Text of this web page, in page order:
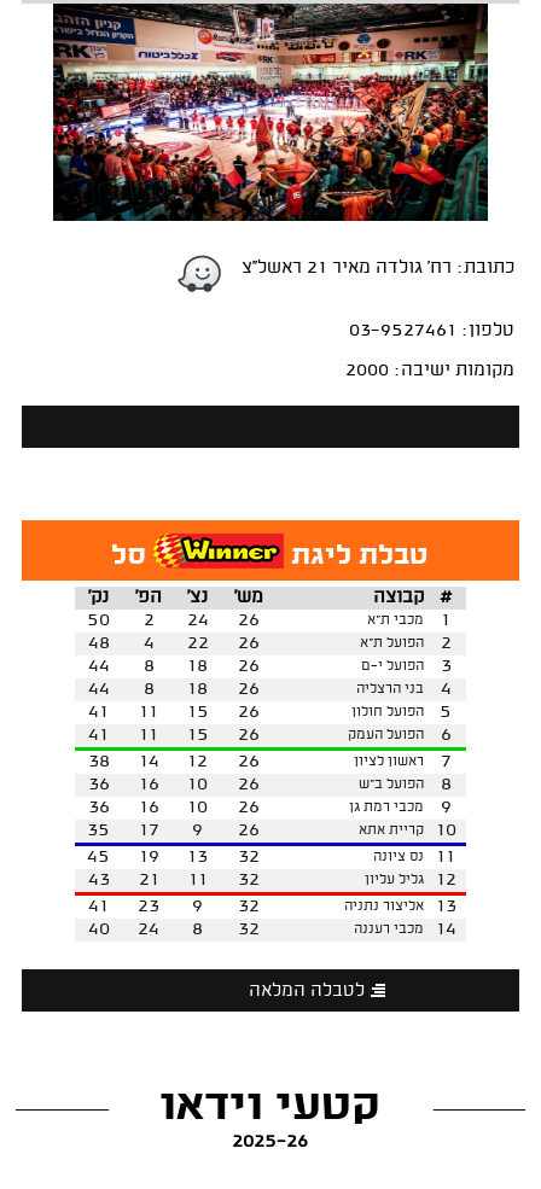
כתובת: רח' גולדה מאיר 21 ראשל''צ
טלפון: 03-9527461
מקומות ישיבה: 2000
טבלת ליגת סל
נק' הפ' נצ' מש' קבוצה
#
50
2 24 26 מכבי ת"א
1
48
4 22 26 הפועל ת"א
2
44
8 18 26 הפועל י-ם
3
44
8 18 26 בני הרצליה
4
41
11 15 26 הפועל חולון
5
41
11 15 26 הפועל העמק
6
38
14 12 26 ראשון לציון
7
36
16 10 26 הפועל ב"ש
8
36
16 10 26 מכבי רמת גן
9
35
17 9 26 קריית אתא
10
45
19 13 32 נס ציונה
11
43
21 11 32 גליל עליון
12
41
23 9 32 אליצור נתניה
13
40
24 8 32 מכבי רעננה 14
לטבלה המלאה
קטעי וידאו
2025-26